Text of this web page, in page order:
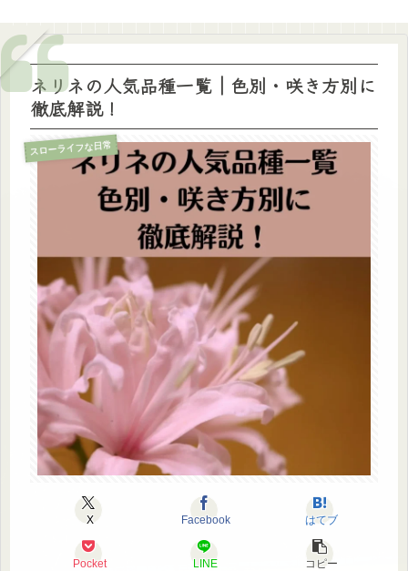
ネリネの人気品種一覧｜色別・咲き方別に
徹底解説！
スローライフな日常
X Facebook はてブ
Pocket LINE コピー